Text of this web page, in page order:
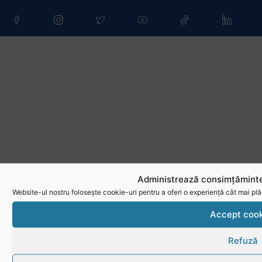
Administrează
Website-ul nostru folosește cookie-uri pentru a oferi o experiență cât mai
Accept
Refuză